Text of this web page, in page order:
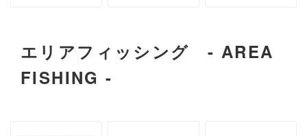
エリアフィッシング - AREA
FISHING -